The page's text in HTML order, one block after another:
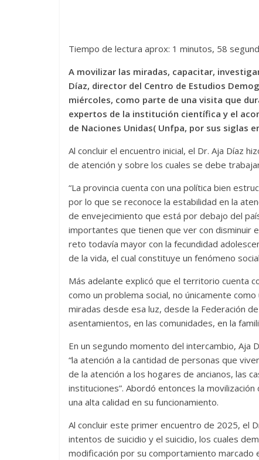
Tiempo de lectura aprox: 1 minutos, 58
A movilizar las miradas, capacitar,
Díaz, director del Centro de Estudios
miércoles, como parte de una visita que
expertos de la institución científica y el
de Naciones Unidas( Unfpa, por sus siglas
Al concluir el encuentro inicial, el Dr. Aja Díaz
de atención y sobre los cuales se debe
“La provincia cuenta con una política bien
por lo que se reconoce la estabilidad en la
de envejecimiento que está por debajo del
importantes que tienen que ver con disminuir
reto todavía mayor con la fecundidad
de la vida, el cual constituye un fenómeno
Más adelante explicó que el territorio cuenta
como un problema social, no únicamente
miradas desde esa luz, desde la Federación
asentamientos, en las comunidades, en la
En un segundo momento del intercambio, Aja
“la atención a la cantidad de personas que
de la atención a los hogares de ancianos, las
instituciones”. Abordó entonces la
una alta calidad en su funcionamiento.
Al concluir este primer encuentro de 2025, el
intentos de suicidio y el suicidio, los cuales
modificación por su comportamiento marcado